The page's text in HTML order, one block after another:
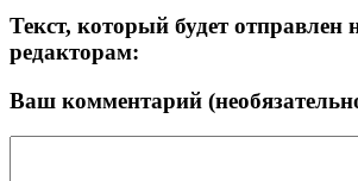
Текст, который будет
редакторам:
Ваш комментарий